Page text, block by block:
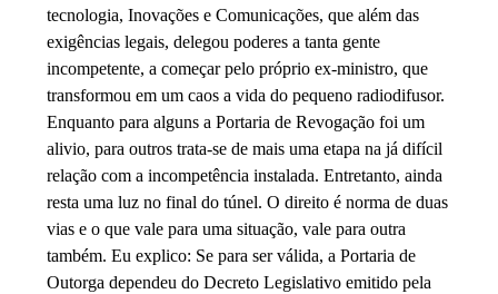
tecnologia, Inovações e Comunicações, que além das
exigências legais, delegou poderes a tanta gente
incompetente, a começar pelo próprio ex-ministro, que
transformou em um caos a vida do pequeno radiodifusor.
Enquanto para alguns a Portaria de Revogação foi um
alivio, para outros trata-se de mais uma etapa na já difícil
relação com a incompetência instalada. Entretanto, ainda
resta uma luz no final do túnel. O direito é norma de duas
vias e o que vale para uma situação, vale para outra
também. Eu explico: Se para ser válida, a Portaria de
Outorga dependeu do Decreto Legislativo emitido pela